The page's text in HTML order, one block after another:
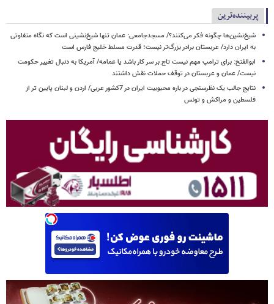
پربیننده‌ترین
شیخ‌نشین‌ها چگونه فکر می‌کنند؟/ مسجدجامعی: عمان تنها شیخ‌نشینی است که نگاه متفاوتی
به ایران دارد/ عربستان برادر بزرگ‌تر نیست؛ قدرت مسلط خلیج فارس است
ابوالفتح: برای ترامپ مهم نیست تاج بر سر کار باشد یا عمامه/ آمریکا به دنبال تغییر حکومت
نیست/ عمان و عربستان در توقف حملات نقش داشتند
نتایج جالب یک نظرسنجی در باره محبوبیت ایران در 7کشور عربی/ اردن و لبنان پایین تر از
فلسطین و مراکش و تونس